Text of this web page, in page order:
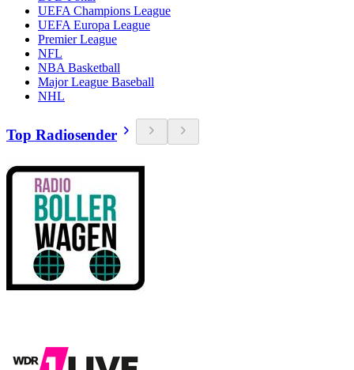
UEFA Champions League
UEFA Europa League
Premier League
NFL
NBA Basketball
Major League Baseball
NHL
Top Radiosender